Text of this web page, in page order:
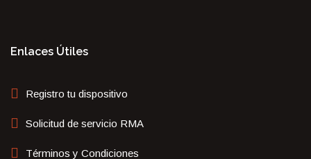
Enlaces Útiles
Registro tu dispositivo
Solicitud de servicio RMA
Términos y Condiciones